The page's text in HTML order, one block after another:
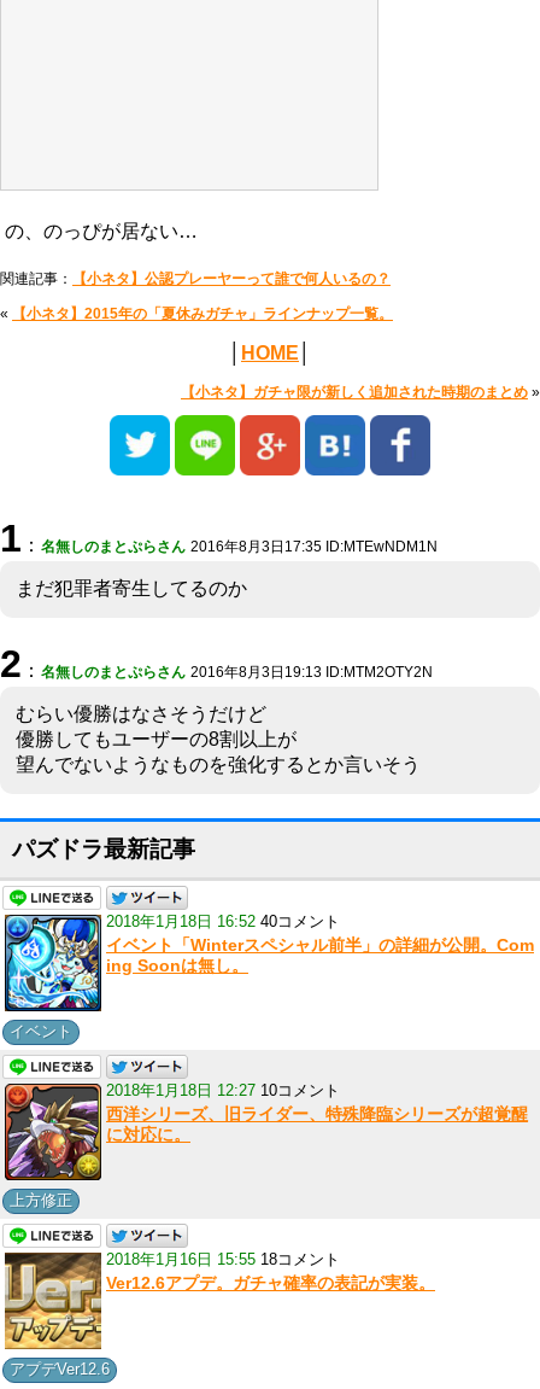
の、のっぴが居ない…
関連記事： 【小ネタ】公認プレーヤーって誰で何人いるの？
« 【小ネタ】2015年の「夏休みガチャ」ラインナップ一覧。
HOME
【小ネタ】ガチャ限が新しく追加された時期のまとめ »
1 ： 名無しのまとぷらさん 2016年8月3日17:35 ID:MTEwNDM1N
まだ犯罪者寄生してるのか
2 ： 名無しのまとぷらさん 2016年8月3日19:13 ID:MTM2OTY2N
むらい優勝はなさそうだけど
優勝してもユーザーの8割以上が
望んでないようなものを強化するとか言いそう
パズドラ最新記事
2018年1月18日 16:52 40コメント
イベント「Winterスペシャル前半」の詳細が公開。Com
ing Soonは無し。
イベント
2018年1月18日 12:27 10コメント
西洋シリーズ、旧ライダー、特殊降臨シリーズが超覚醒
に対応に。
上方修正
2018年1月16日 15:55 18コメント
Ver12.6アプデ。ガチャ確率の表記が実装。
アプデVer12.6